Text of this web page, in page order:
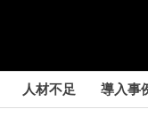
人材不足 導入事